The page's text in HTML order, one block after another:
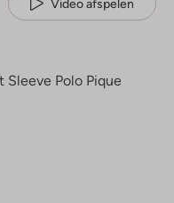
Video afspelen
Sleeve Polo Pique